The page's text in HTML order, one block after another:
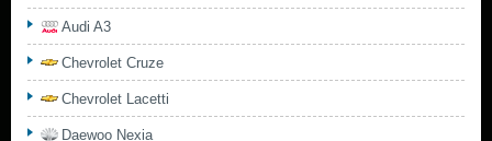
Audi A3
Chevrolet Cruze
Chevrolet Lacetti
Daewoo Nexia